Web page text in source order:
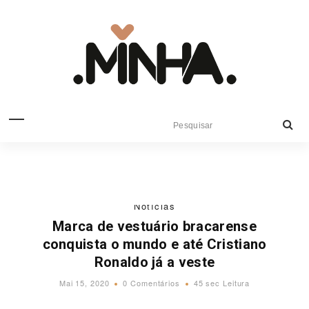
Notícias
Marca de vestuário bracarense
conquista o mundo e até Cristiano
Ronaldo já a veste
Mai 15, 2020 0 Comentários 45 sec Leitura